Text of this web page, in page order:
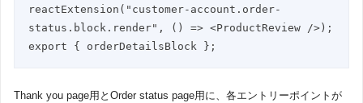
reactExtension("customer-account.order-
status.block.render", () => <ProductReview />);
export { orderDetailsBlock };
Thank you page用とOrder status page用に、各エントリーポイントが